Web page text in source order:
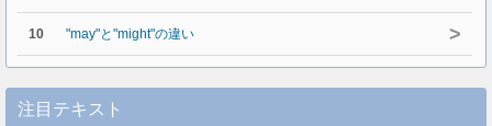
10 "may"と"might"の違い >
注目テキスト